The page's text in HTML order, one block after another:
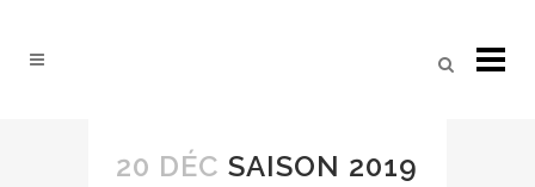
20 DÉC SAISON 2019